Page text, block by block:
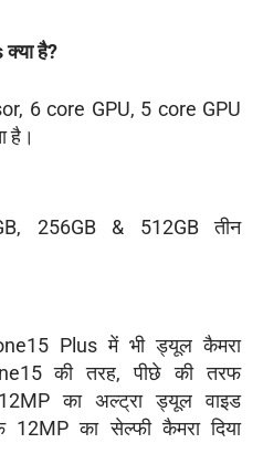
है?
6 core GPU, 5 core GPU
है।
256GB & 512GB तीन
Plus में भी ड्यूल कैमरा
की तरह, पीछे की तरफ
का अल्ट्रा ड्यूल वाइड
का सेल्फी कैमरा दिया